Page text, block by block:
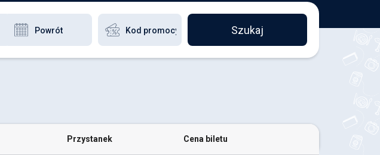
Czatuj w Messengerze
Szukaj
Przystanek Cena biletu